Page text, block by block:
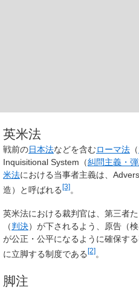
英米法
戦前の日本法などを含むローマ法 （
Inquisitional System（糾問主義・
米法における当事者主義は、
造）と呼ばれる[3]。
英米法における裁判官は、第三者た
（判決）が下されるよう、原告（
が公正・公平になるように確保す
に立脚する制度である[2]。
脚注